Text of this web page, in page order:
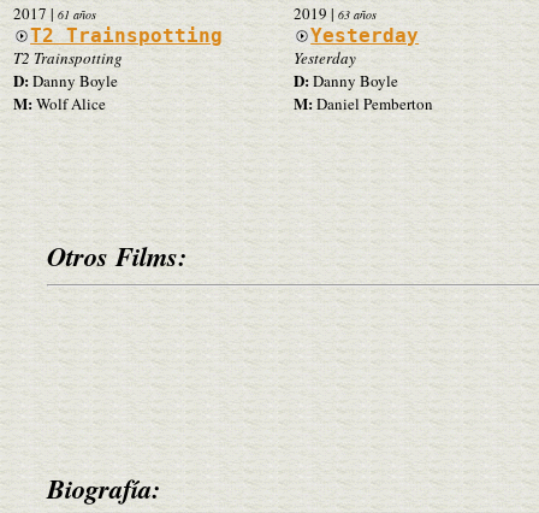
2017 | 61 años
T2 Trainspotting
T2 Trainspotting
D:Danny Boyle
M:Wolf Alice
2019 | 63 años
Yesterday
Yesterday
D: Danny Boyle
M: Daniel Pemberton
Otros Films:
Biografía: